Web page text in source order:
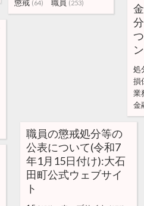
懲戒 (64) 職員 (253)
ン
処
損
業
金
職員の懲戒処分等の
公表について(令和7
年1月15日付け):大石
田町公式ウェブサイ
ト